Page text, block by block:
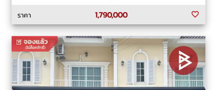
ราคา
1,790,000